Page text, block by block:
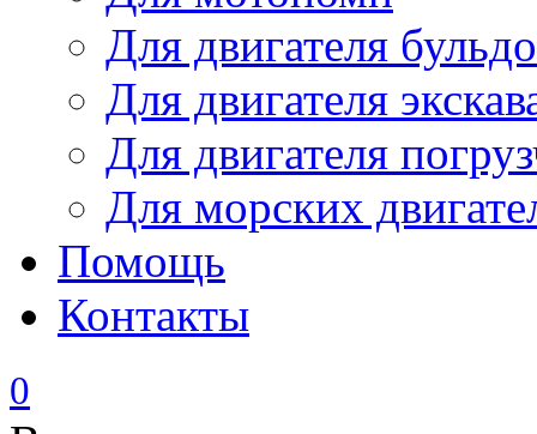
Для двигателя
Для двигателя
Для двигателя
Для морских
Помощь
Контакты
0